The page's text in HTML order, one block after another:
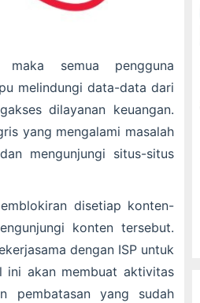
semua pengguna
melindungi data-data dari
dilayanan keuangan.
yang mengalami masalah
mengunjungi situs-situs
disetiap konten-
konten tersebut.
dengan ISP untuk
ini akan membuat aktivitas
pembatasan yang sudah